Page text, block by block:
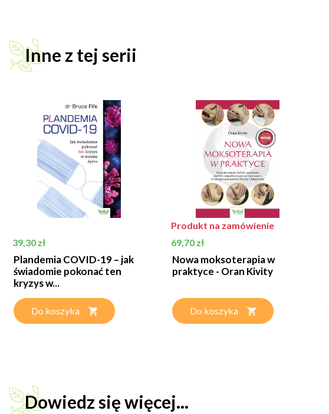
Inne z tej serii
Cena
39,30 zł
Plandemia COVID-19 – jak
świadomie pokonać ten
kryzys w...
Do koszyka
Produkt na zamówienie
Cena
69,70 zł
Nowa moksoterapia w
praktyce - Oran Kivity
Do koszyka
Dowiedz się więcej...